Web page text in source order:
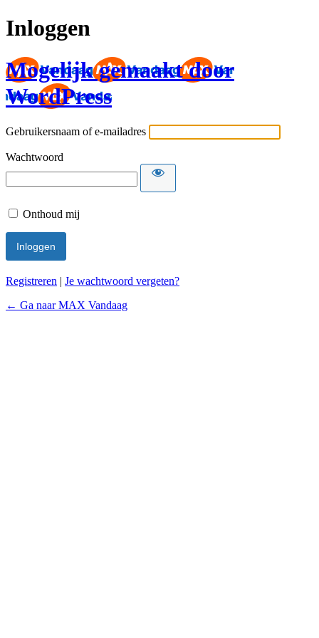
Inloggen
Mogelijk gemaakt door
WordPress
Gebruikersnaam of e-mailadres
Wachtwoord
Onthoud mij
Registreren | Je wachtwoord vergeten?
← Ga naar MAX Vandaag